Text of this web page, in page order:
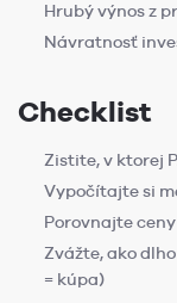
Hrubý výnos z
Návratnosť
Checklist
Zistite, v ktorej
Vypočítajte si
Porovnajte
Zvážte, ako
= kúpa)